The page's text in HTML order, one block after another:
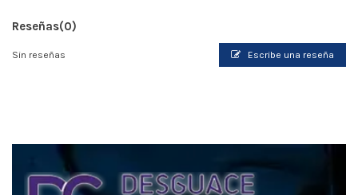
Reseñas(0)
Sin reseñas Escribe una reseña